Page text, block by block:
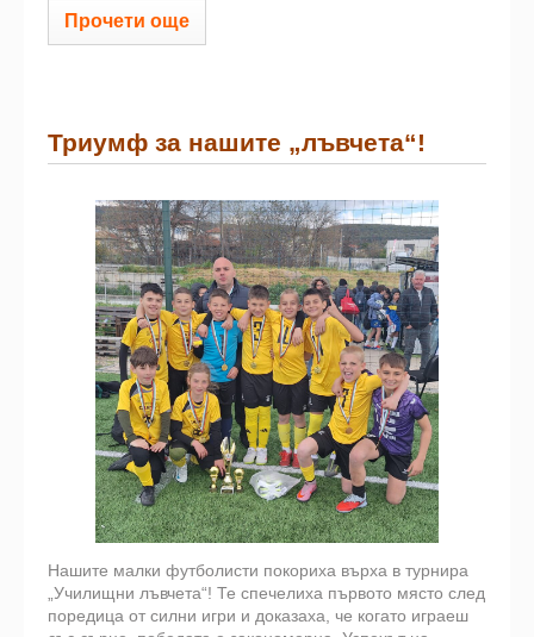
Прочети още
Триумф за нашите „лъвчета“!
Нашите малки футболисти покориха върха в турнира
„Училищни лъвчета“! Те спечелиха първото място след
поредица от силни игри и доказаха, че когато играеш